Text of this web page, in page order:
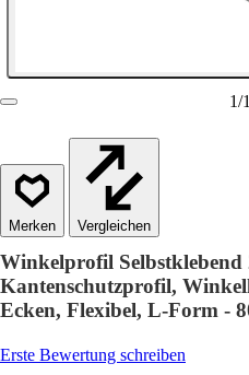
1/
Vergleichen
Winkelprofil Selbstklebend
Kantenschutzprofil,
Ecken, Flexibel, L-Form -
Erste Bewertung schreiben